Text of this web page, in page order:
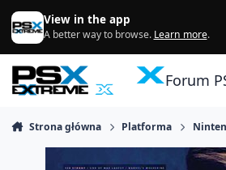
Skocz do zawartości
View in the app
A better way to browse. Learn more.
Forum
Strona główna Platforma